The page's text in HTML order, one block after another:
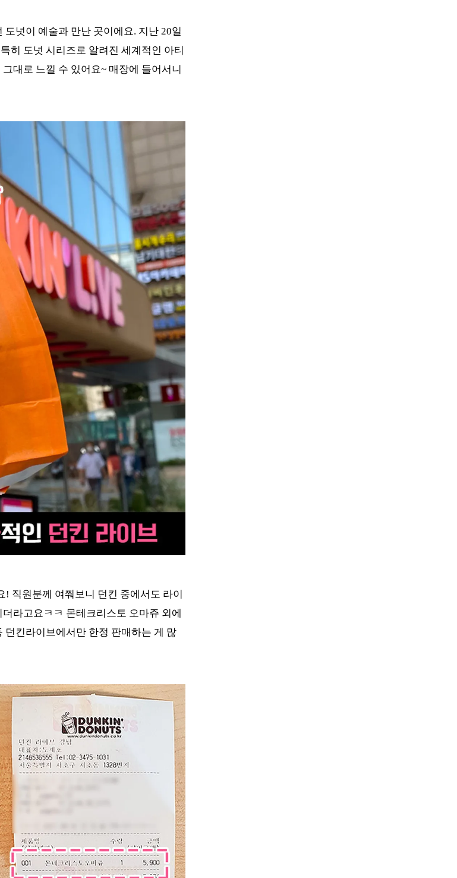
넛이 예술과 만난 곳이에요. 지난 20일
도넛 시리즈로 알려진 세계적인 아티
대로 느낄 수 있어요~ 매장에 들어서니
직원분께 여쭤보니 던킨 중에서도 라이
라고요ㅋㅋ 몬테크리스토 오마쥬 외에
던킨라이브에서만 한정 판매하는 게 많